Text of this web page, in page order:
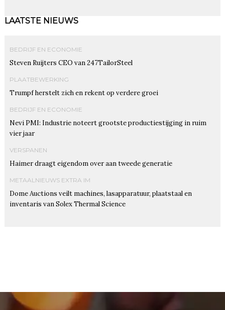
LAATSTE NIEUWS
BEDRIJF EN ECONOMIE
Steven Ruijters CEO van 247TailorSteel
PLAATBEWERKING
Trumpf herstelt zich en rekent op verdere groei
BEDRIJF EN ECONOMIE
Nevi PMI: Industrie noteert grootste productiestijging in ruim
vier jaar
VERSPANEN
Haimer draagt eigendom over aan tweede generatie
METAALNIEUWS EXTRA IM
Dome Auctions veilt machines, lasapparatuur, plaatstaal en
inventaris van Solex Thermal Science